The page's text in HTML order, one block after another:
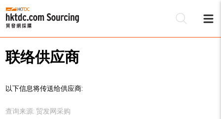
联络供应商
以下信息将传送给供应商:
查询来源: 贸发网采购